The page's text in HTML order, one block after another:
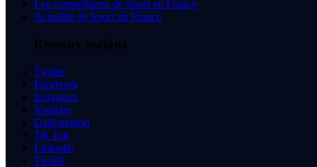
Les compétitions de Sport en France
Actualité de Sport en France
Réseaux sociaux
Twitter
Facebook
Instagram
Youtube
Dailymotion
Tik Tok
Linkedin
Twitch